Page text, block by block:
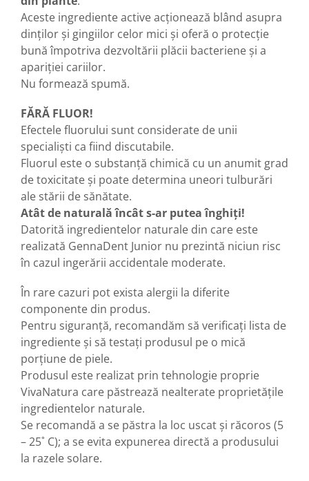
Aceste ingrediente active acționează blând asupra
dinților și gingiilor celor mici și oferă o protecție
bună împotriva dezvoltării plăcii bacteriene și a
apariției cariilor.
Nu formează spumă.
FĂRĂ FLUOR!
Efectele fluorului sunt considerate de unii
specialişti ca fiind discutabile.
Fluorul este o substanță chimică cu un anumit grad
de toxicitate și poate determina uneori tulburări
ale stării de sănătate.
Atât de naturală încât s-ar putea înghiți!
Datorită ingredientelor naturale din care este
realizată GennaDent Junior nu prezintă niciun risc
în cazul ingerării accidentale moderate.
În rare cazuri pot exista alergii la diferite
componente din produs.
Pentru siguranță, recomandăm să verificați lista de
ingrediente și să testați produsul pe o mică
porțiune de piele.
Produsul este realizat prin tehnologie proprie
VivaNatura care păstrează nealterate proprietățile
ingredientelor naturale.
Se recomandă a se păstra la loc uscat și răcoros (5
– 25˚ C); a se evita expunerea directă a produsului
la razele solare.